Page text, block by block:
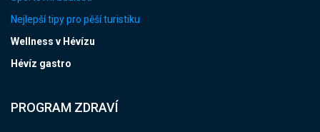
Nejlepší tipy pro pěší turistiku
Wellness v Hévízu
Hévíz gastro
PROGRAM ZDRAVÍ